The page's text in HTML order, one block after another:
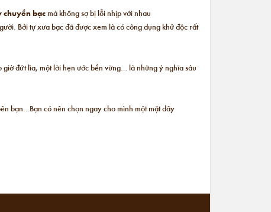
chuyền bạcmà không sợ bị lỗi nhịp với nhau
Bởi tự xưa bạc đã được xem là có công dụng khử độc rất
đứt lìa, một lời hẹn ước bền vững… là những ý nghĩa sâu
bạn…Bạn có nên chọn ngay cho mình một mặt dây